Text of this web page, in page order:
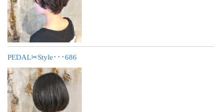
PEDAL✂︎Style･･･686